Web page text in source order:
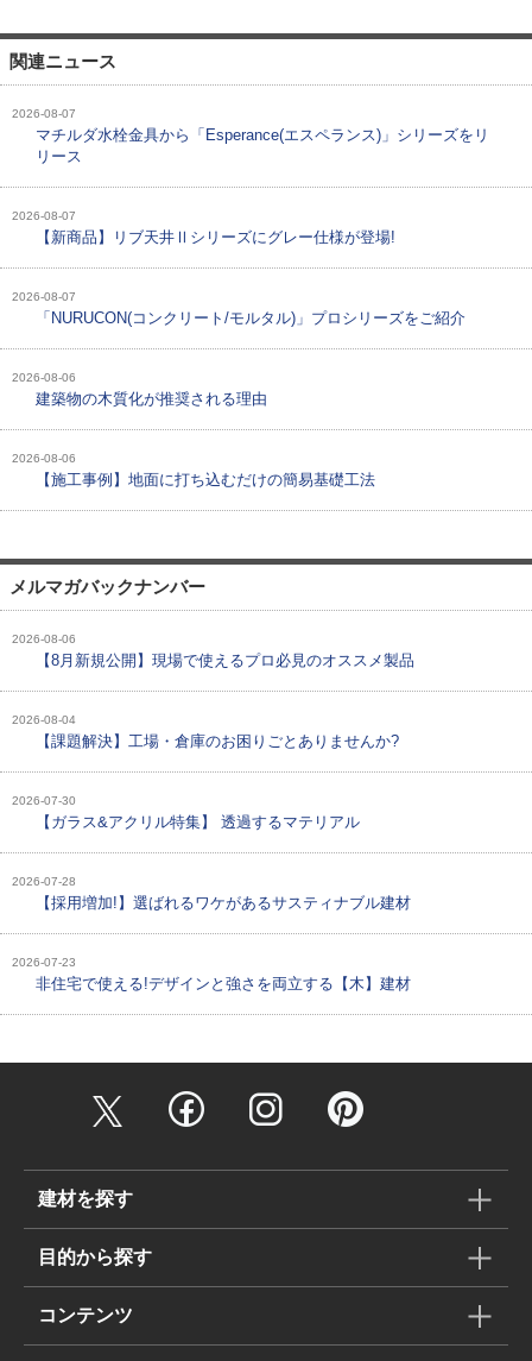
関連ニュース
2026-08-07
マチルダ水栓金具から「Esperance(エスペランス)」シリーズをリ
リース
2026-08-07
【新商品】リブ天井Ⅱシリーズにグレー仕様が登場!
2026-08-07
「NURUCON(コンクリート/モルタル)」プロシリーズをご紹介
2026-08-06
建築物の木質化が推奨される理由
2026-08-06
【施工事例】地面に打ち込むだけの簡易基礎工法
メルマガバックナンバー
2026-08-06
【8月新規公開】現場で使えるプロ必見のオススメ製品
2026-08-04
【課題解決】工場・倉庫のお困りごとありませんか?
2026-07-30
【ガラス&アクリル特集】 透過するマテリアル
2026-07-28
【採用増加!】選ばれるワケがあるサスティナブル建材
2026-07-23
非住宅で使える!デザインと強さを両立する【木】建材
建材を探す
目的から探す
コンテンツ